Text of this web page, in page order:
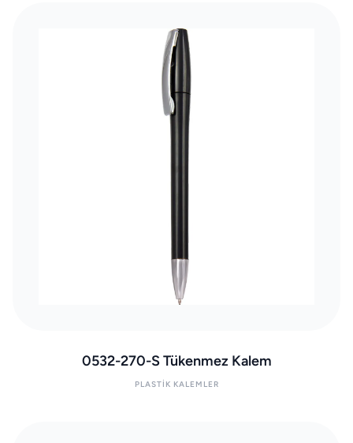
0532-270-S Tükenmez Kalem
PLASTIK KALEMLER